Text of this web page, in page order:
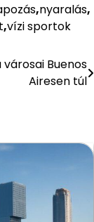
,nyaralás,
,vízi sportok
Buenos
Airesen túl